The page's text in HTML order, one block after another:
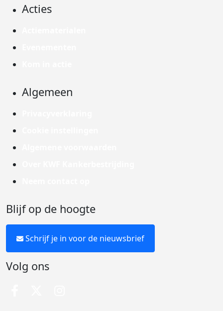
Acties
Algemeen
Blijf op de hoogte
Schrijf je in voor de nieuwsbrief
Volg ons